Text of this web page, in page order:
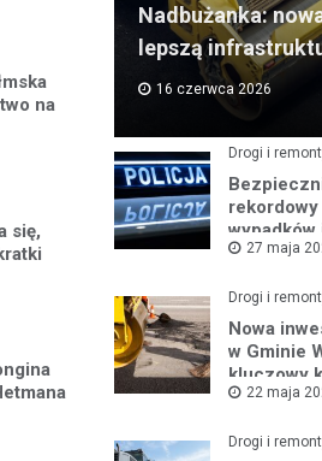
na
się,
Nadbużanka:
lepszą
16 czerwca 2026
Drogi i
wypadków
roku27 maja
Drogi i
Nowa
w Gminie
kluczowy
regionu
22 maja
Drogi i